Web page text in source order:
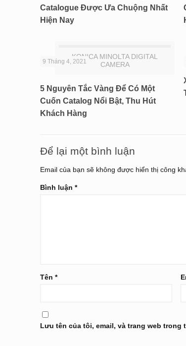
Catalogue Được Ưa Chuộng Nhất
Hiện Nay
KONICA MINOLTA DIGITAL
CAMERA
9 Tháng 4, 2021
5 Nguyên Tắc Vàng Để Có Một
Cuốn Catalog Nổi Bật, Thu Hút
Khách Hàng
Để lại một bình luận
Email của bạn sẽ không được hiển thị công
Bình luận *
Tên *
Lưu tên của tôi, email, và trang web